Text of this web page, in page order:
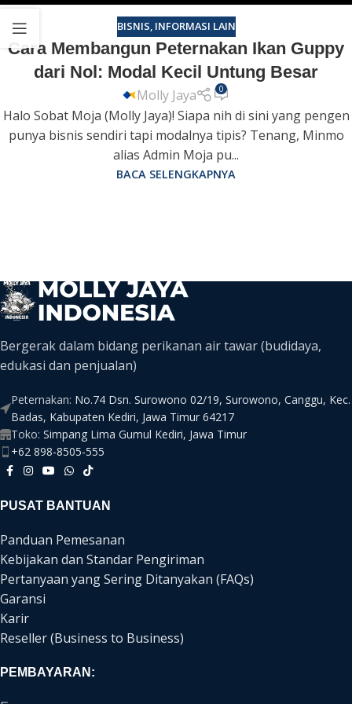
BISNIS, INFORMASI LAIN
Cara Membangun Peternakan Ikan Guppy
dari Nol: Modal Kecil Untung Besar
Molly Jaya 0
Halo Sobat Moja (Molly Jaya)! Siapa nih di sini yang pengen
punya bisnis sendiri tapi modalnya tipis? Tenang, Minmo
alias Admin Moja pu...
BACA SELENGKAPNYA
Bergerak dalam bidang perikanan air tawar (budidaya,
edukasi dan penjualan)
Peternakan: No.74 Dsn. Surowono 02/19, Surowono, Canggu, Kec.
Badas, Kabupaten Kediri, Jawa Timur 64217
Toko: Simpang Lima Gumul Kediri, Jawa Timur
+62 898-8505-555
PUSAT BANTUAN
Panduan Pemesanan
Kebijakan dan Standar Pengiriman
Pertanyaan yang Sering Ditanyakan (FAQs)
Garansi
Karir
Reseller (Business to Business)
PEMBAYARAN: